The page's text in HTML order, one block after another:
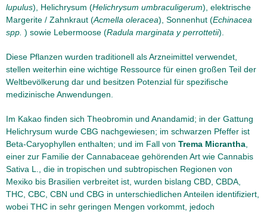
lupulus), Helichrysum (Helichrysum umbraculigerum), elektrische
Margerite / Zahnkraut (Acmella oleracea), Sonnenhut (Echinacea
spp. ) sowie Lebermoose (Radula marginata y perrottetii).
Diese Pflanzen wurden traditionell als Arzneimittel verwendet,
stellen weiterhin eine wichtige Ressource für einen großen Teil der
Weltbevölkerung dar und besitzen Potenzial für spezifische
medizinische Anwendungen.
Im Kakao finden sich Theobromin und Anandamid; in der Gattung
Helichrysum wurde CBG nachgewiesen; im schwarzen Pfeffer ist
Beta-Caryophyllen enthalten; und im Fall von Trema Micrantha
einer zur Familie der Cannabaceae gehörenden Art wie Cannabis
Sativa L., die in tropischen und subtropischen Regionen von
Mexiko bis Brasilien verbreitet ist, wurden bislang CBD, CBDA,
THC, CBC, CBN und CBG in unterschiedlichen Anteilen identifiziert,
wobei THC in sehr geringen Mengen vorkommt, jedoch